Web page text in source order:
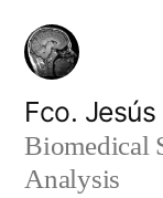
Saltar
contenido
Fco.
Biomedical
Analysis